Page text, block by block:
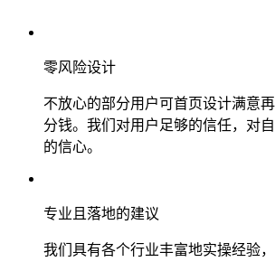
零风险设计
不放心的部分用户可首页设计满意
分钱。我们对用户足够的信任，对
的信心。
专业且落地的建议
我们具有各个行业丰富地实操经验